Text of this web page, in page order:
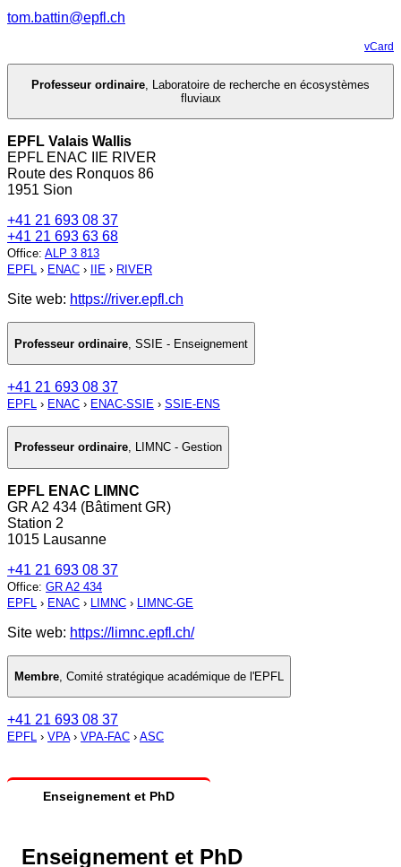
tom.battin@epfl.ch
vCard
Professeur ordinaire, Laboratoire de recherche en écosystèmes
fluviaux
EPFL Valais Wallis
EPFL ENAC IIE RIVER
Route des Ronquos 86
1951 Sion
+41 21 693 08 37
+41 21 693 63 68
Office: ALP 3 813
EPFL › ENAC › IIE › RIVER
Site web: https://river.epfl.ch
Professeur ordinaire SSIE - Enseignement
+41 21 693 08 37
EPFL › ENAC › ENAC-SSIE › SSIE-ENS
Professeur ordinaire, LIMNC - Gestion
EPFL ENAC LIMNC
GR A2 434 (Bâtiment GR)
Station 2
1015 Lausanne
+41 21 693 08 37
Office: GR A2 434
EPFL › ENAC › LIMNC › LIMNC-GE
Site web: https://limnc.epfl.ch/
Membre, Comité stratégique académique de l'EPFL
+41 21 693 08 37
EPFL › VPA› VPA-FAC › ASC
Enseignement et PhD
Enseignement et PhD